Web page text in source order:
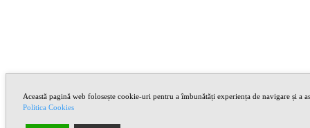
Această pagină web folosește cookie-uri pentru a îmbunătăți experiența de navigare și
Politica Cookies